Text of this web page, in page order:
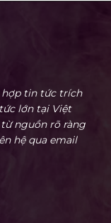
hợp tin tức trích
lớn tại Việt
nguồn rõ ràng
hệ qua email